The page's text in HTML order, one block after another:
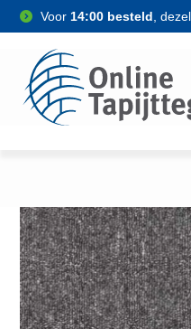
Voor 14:00 besteld ,